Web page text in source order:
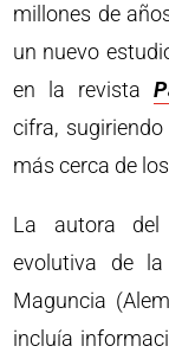
millones de
un nuevo
en la revista
cifra,
más cerca de
La autora del
evolutiva de la
Maguncia
incluía